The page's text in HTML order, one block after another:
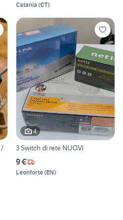
Catania (CT)
/
4
3 Switch di rete NUOVI
9 €
Leonforte(EN)